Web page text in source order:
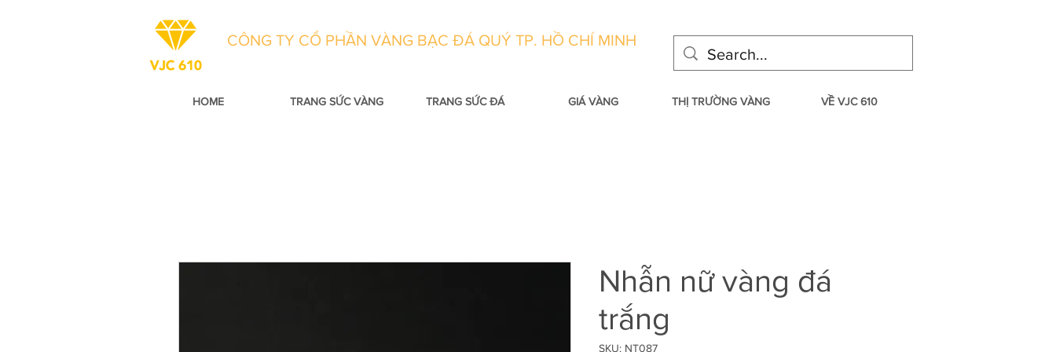
CÔNG TY CỔ PHẦN VÀNG BẠC ĐÁ QUÝ TP. HỒ CHÍ MINH
HOME TRANG SỨC VÀNG TRANG SỨC ĐÁ GIÁ VÀNG THỊ TRƯỜNG VÀNG VỀ VJC 610
Nhẫn nữ vàng đá
trắng
SKU: NT087